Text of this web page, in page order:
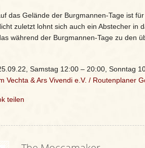
das Gelände der Burgmannen-Tage ist
zuletzt lohnt sich auch ein Abstecher in
während der Burgmannen-Tage zu den
Samstag 12:00 – 20:00, Sonntag
Vechta & Ars Vivendi e.V. / Routenplaner
teilen